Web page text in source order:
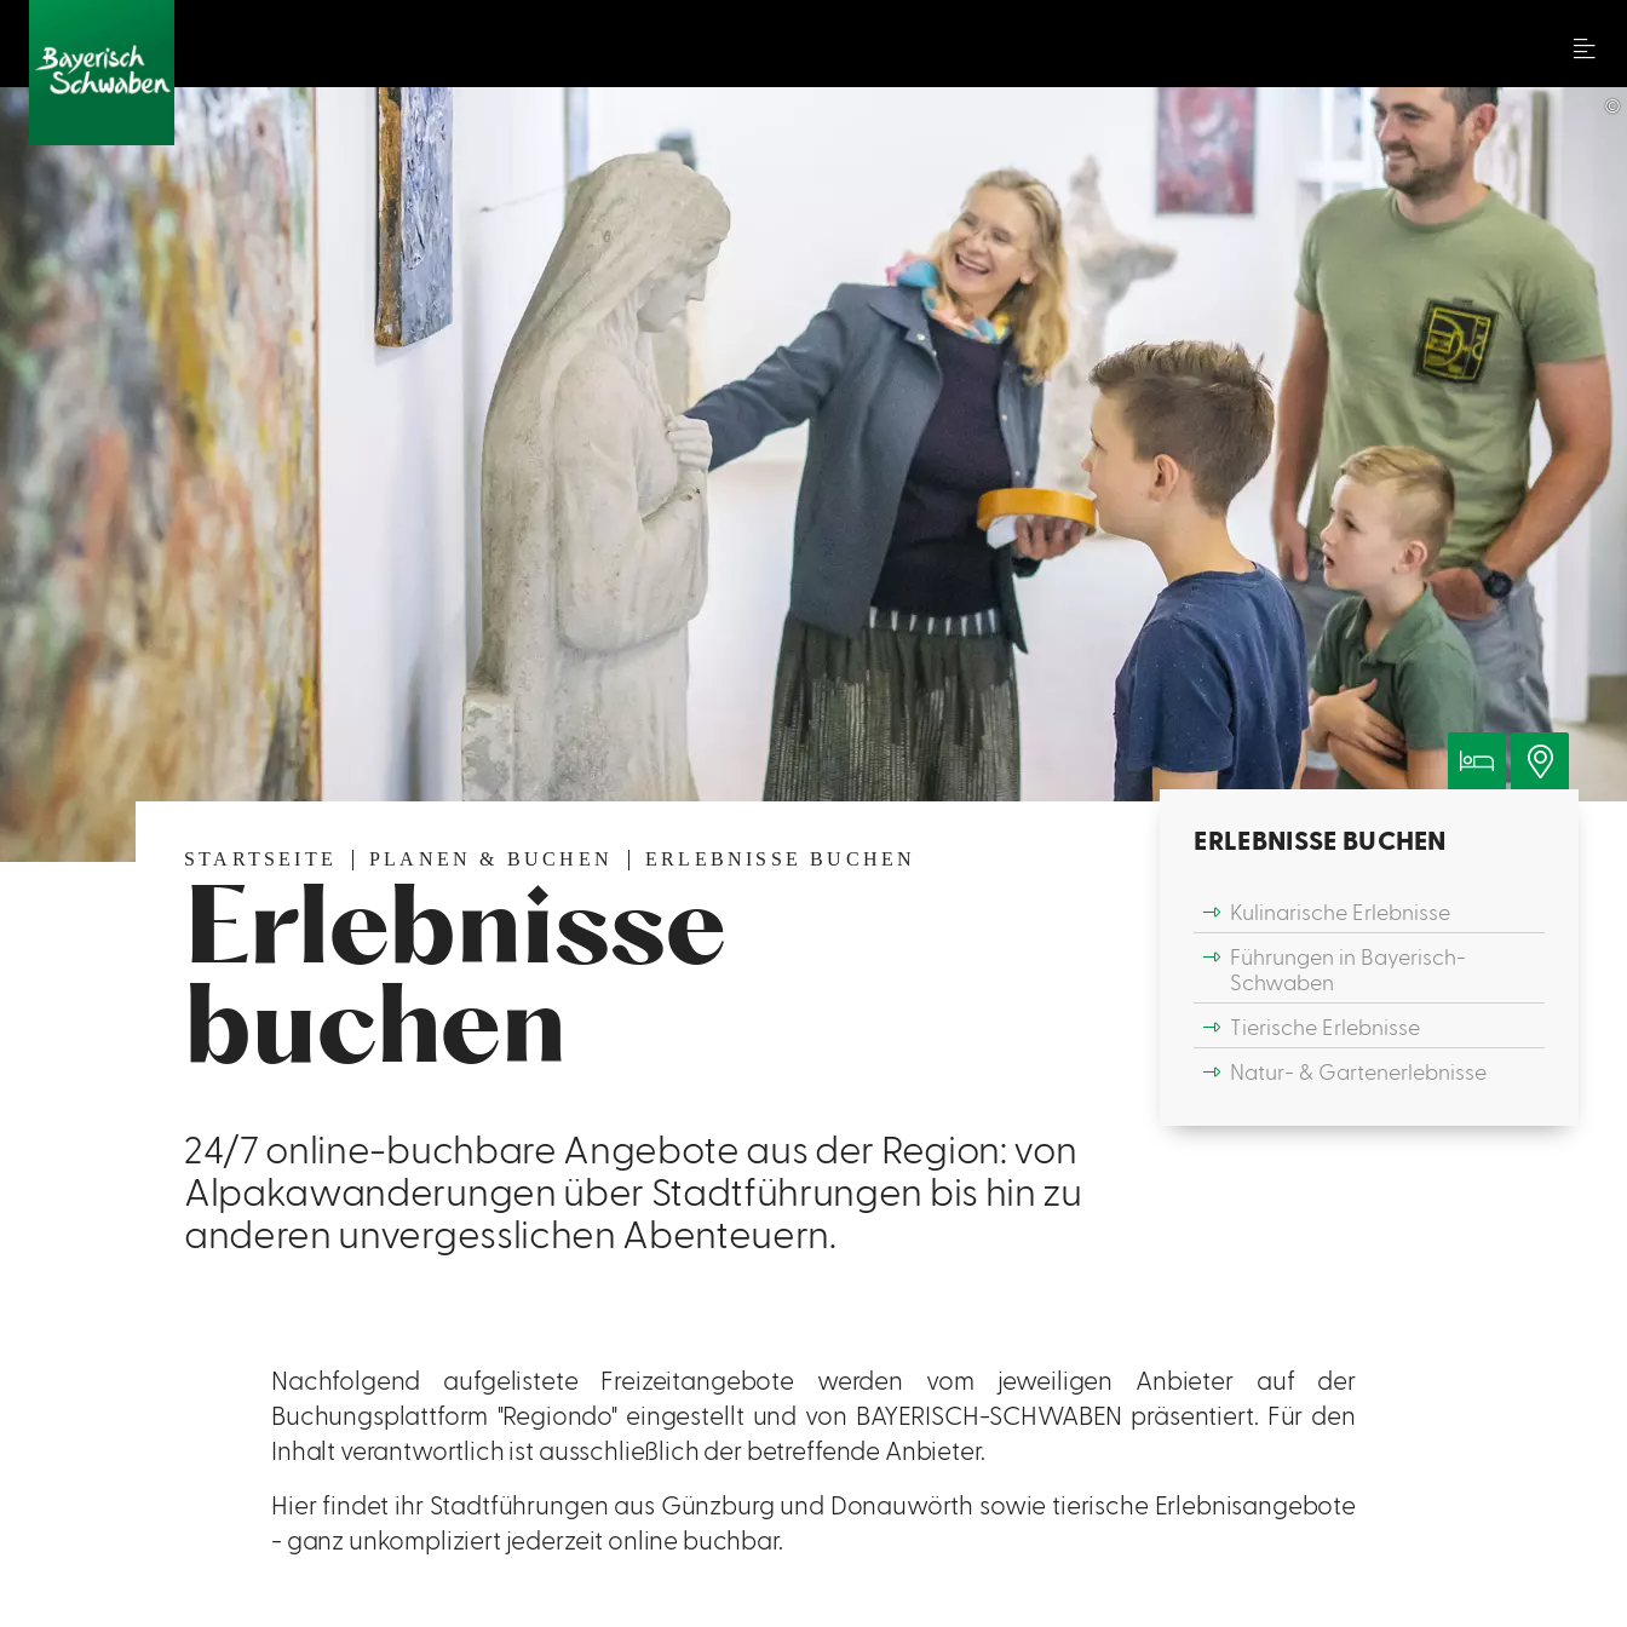
Menu
©
STARTSEITE PLANEN & BUCHEN ERLEBNISSE BUCHEN
Erlebnisse
buchen
24/7 online-buchbare Angebote aus der Region: von
Alpakawanderungen über Stadtführungen bis hin zu
anderen unvergesslichen Abenteuern.
ERLEBNISSE BUCHEN
Kulinarische Erlebnisse
Führungen in Bayerisch-
Schwaben
Tierische Erlebnisse
Natur- & Gartenerlebnisse
Nachfolgend aufgelistete Freizeitangebote werden vom jeweiligen Anbieter auf der
Buchungsplattform "Regiondo" eingestellt und von BAYERISCH-SCHWABEN präsentiert. Für den
Inhalt verantwortlich ist ausschließlich der betreffende Anbieter.
Hier findet ihr Stadtführungen aus Günzburg und Donauwörth sowie tierische Erlebnisangebote
- ganz unkompliziert jederzeit online buchbar.